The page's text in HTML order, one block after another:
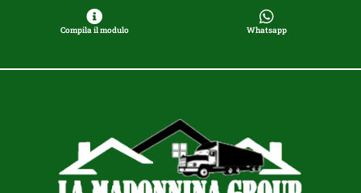
Compila il modulo Whatsapp